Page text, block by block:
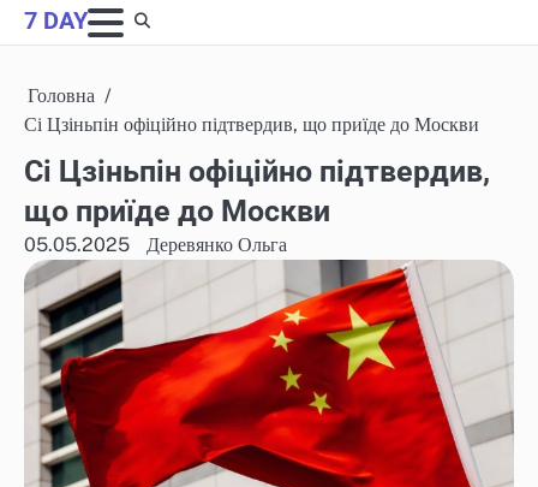
Skip
to
7 DAY
Головна
Сі Цзіньпін офіційно підтвердив, що приїде до Москви
Сі Цзіньпін офіційно підтвердив,
що приїде до Москви
05.05.2025 Деревянко Ольга